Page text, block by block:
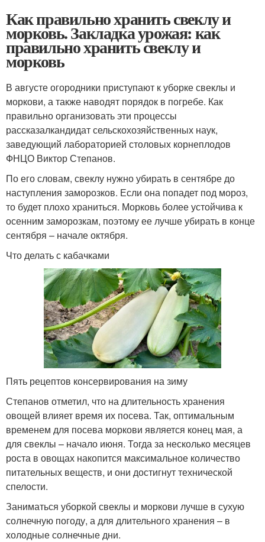
Как правильно хранить свеклу и
морковь. Закладка урожая: как
правильно хранить свеклу и
морковь
В августе огородники приступают к уборке свеклы и
моркови, а также наводят порядок в погребе. Как
правильно организовать эти процессы
рассказалкандидат сельскохозяйственных наук,
заведующий лабораторией столовых корне­плодов
ФНЦО Виктор Степанов.
По его словам, свеклу нужно убирать в сентябре до
наступления заморозков. Если она попадет под мороз,
то будет плохо храниться. Морковь более устойчива к
осенним заморозкам, поэтому ее лучше убирать в конце
сентября – начале октября.
Что делать с кабачками
Пять рецептов консервирования на зиму
Степанов отметил, что на длительность хранения
овощей влияет время их посева. Так, оптимальным
временем для посева моркови является конец мая, а
для свеклы – начало июня. Тогда за несколько месяцев
роста в овощах накопится максимальное количество
питательных веществ, и они достигнут технической
спелости.
Заниматься уборкой свеклы и моркови лучше в сухую
солнечную погоду, а для длительного хранения – в
холодные солнечные дни.